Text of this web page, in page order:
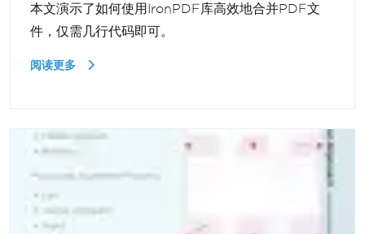
本文演示了如何使用IronPDF库高效地合并PDF文
件，仅需几行代码即可。
阅读更多